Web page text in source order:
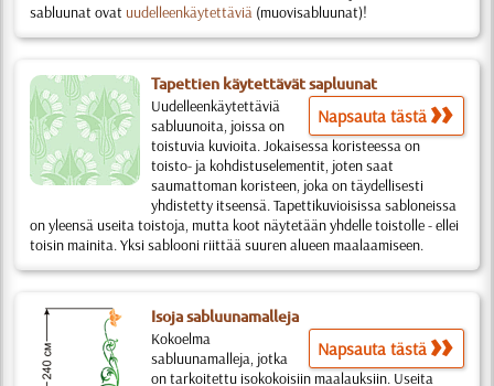
sabluunat ovat uudelleenkäytettäviä (muovisabluunat)!
Tapettien käytettävät sapluunat
Napsauta tästä
Uudelleenkäytettäviä
sabluunoita, joissa on
toistuvia kuvioita. Jokaisessa koristeessa on
toisto- ja kohdistuselementit, joten saat
saumattoman koristeen, joka on täydellisesti
yhdistetty itseensä. Tapettikuvioisissa sabloneissa
on yleensä useita toistoja, mutta koot näytetään yhdelle toistolle - ellei
toisin mainita. Yksi sablooni riittää suuren alueen maalaamiseen.
Isoja sabluunamalleja
Napsauta tästä
Kokoelma
sabluunamalleja, jotka
on tarkoitettu isokokoisiin maalauksiin. Useita